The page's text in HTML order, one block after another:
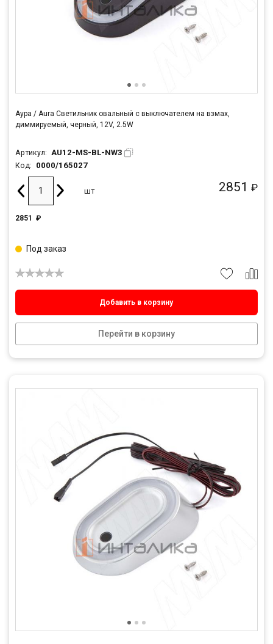
Аура / Aura Светильник овальный с выключателем на взмах,
диммируемый, черный, 12V, 2.5W
Артикул: AU12-MS-BL-NW3
Код: 0000/165027
2851 ₽
шт
2851 ₽
Добавить в корзину
Перейти в корзину
Под заказ